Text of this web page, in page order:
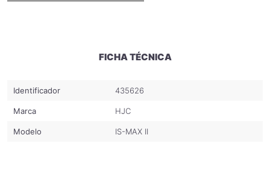
FICHA TÉCNICA
Identificador 435626
Marca HJC
Modelo IS-MAX II